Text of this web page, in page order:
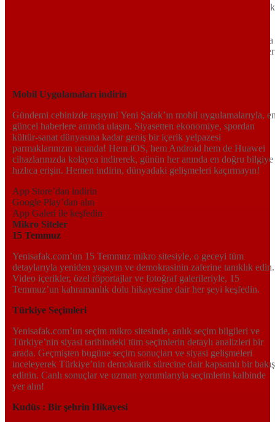
Tarafsız, dinamik ve derinlemesine habercilik anlayışıyla Yeni
bir yelpazede sunduğu haberlerle, hem Türkiye’de hem de dünyada
neler olup bittiğini anında öğrenin. Dijital platformlarıyla her an, her
Mobil Uygulamaları indirin
Gündemi cebinizde taşıyın! Yeni Şafak’ın mobil uygulamalarıyla,
güncel haberlere anında ulaşın. Siyasetten ekonomiye, spordan
kültür-sanat dünyasına kadar geniş bir içerik yelpazesi
parmaklarınızın ucunda! Hem iOS, hem Android hem de Huawei
cihazlarınızda kolayca indirerek, günün her anında en doğru bilgiye
hızlıca erişin. Hemen indirin, dünyadaki gelişmeleri kaçırmayın!
App Store’dan indirin
Google Play’dan alın
App Galeri ile keşfedin
Mikro Siteler
15 Temmuz
Yenisafak.com’un 15 Temmuz mikro sitesiyle, o geceyi tüm
detaylarıyla yeniden yaşayın ve demokrasinin zaferine tanıklık edin.
Video içerikler, özel röportajlar ve fotoğraf galerileriyle, 15
Temmuz’un kahramanlık dolu hikayesine dair her şeyi keşfedin.
Türkiye Seçimleri
Yenisafak.com’un seçim mikro sitesinde, anlık seçim bilgileri ve
Türkiye’nin siyasi tarihindeki tüm seçimlerin detaylı analizleri bir
arada. Geçmişten bugüne seçim sonuçları ve siyasi gelişmeleri
inceleyerek Türkiye’nin demokratik sürecine dair kapsamlı bir bakış
edinin. Canlı sonuçlar ve uzman yorumlarıyla seçimlerin kalbinde
yer alın!
Kudüs : Bir şehrin Hikayesi